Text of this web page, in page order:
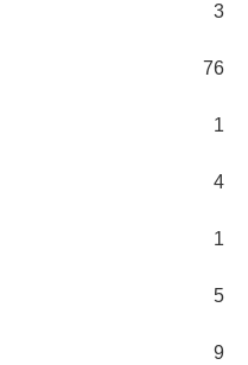
3
76
1
4
1
5
9